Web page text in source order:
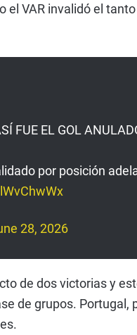
VAR invalidó el
FUE EL GOL
por posición
28, 2026
de dos victorias y
de grupos.